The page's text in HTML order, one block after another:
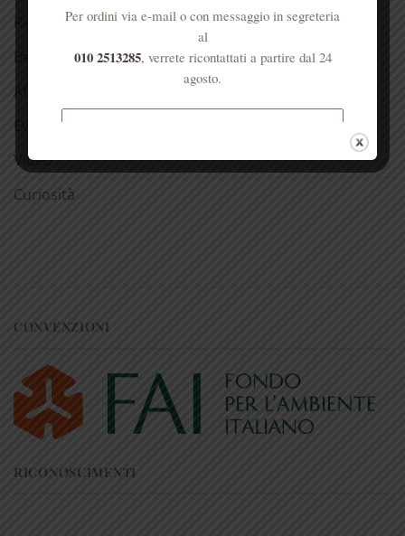
Aforismi
Eventi
Video
Curiosità
CONVENZIONI
RICONOSCIMENTI
Per ordini via e-mail o con messaggio in segreteria
al
010 2513285, verrete ricontattati a partire dal 24
agosto.
superiori a € 50